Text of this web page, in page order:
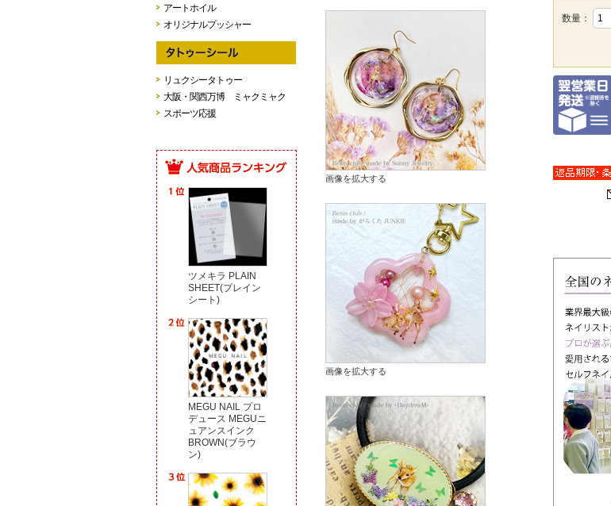
アートホイル
オリジナルプッシャー
リュクシータトゥー
大阪・関西万博 ミャクミャク
スポーツ応援
ツメキラ PLAIN
SHEET(プレイン
シート)
MEGU NAIL プロ
デュース MEGUニ
ュアンスインク
BROWN(ブラウ
ン)
画像を拡大する
画像を拡大する
数量：